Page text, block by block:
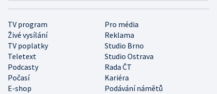
TV program
Pro média
Živé vysílání
Reklama
TV poplatky
Studio Brno
Teletext
Studio Ostrava
Podcasty
Rada ČT
Počasí
Kariéra
E-shop
Podávání námětů